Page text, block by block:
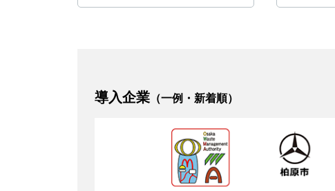
導入企業 （一例・新着順）